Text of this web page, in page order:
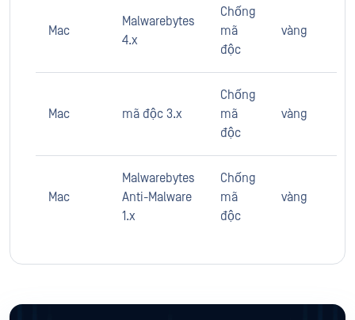
Mac
Malwarebytes
4.x
Chống
mã
độc
vàng
Mac mã độc 3.x
Chống
mã
độc
vàng
Mac
Malwarebytes
Anti-Malware
1.x
Chống
mã
độc
vàng